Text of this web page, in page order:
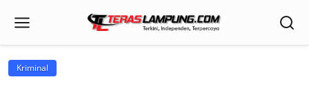
Kriminal